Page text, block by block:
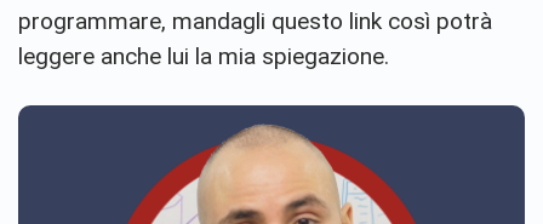
programmare, mandagli questo link così potrà
leggere anche lui la mia spiegazione.